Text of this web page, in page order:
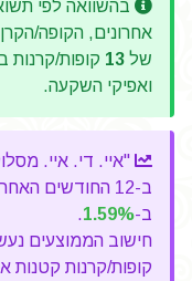
בהשוואה לפי
אחרונים, הקופה/
של 13 קופות/קרנות
ואפיקי השקעה.
"איי. די. איי.
ב-12 החודשים
ב-1.59%
.
חישוב הממוצעים
קופות/קרנות קטנות